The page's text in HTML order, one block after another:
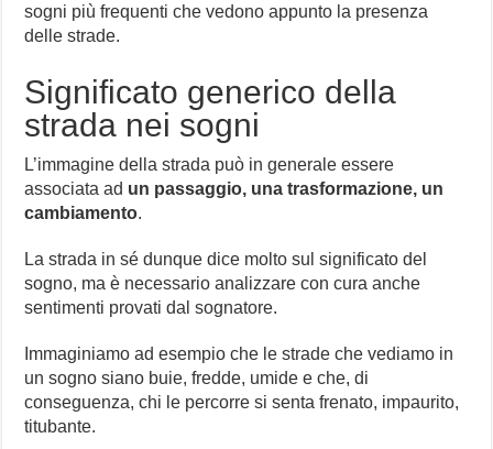
sogni più frequenti che vedono appunto la presenza
delle strade.
Significato generico della
strada nei sogni
L’immagine della strada può in generale essere
associata ad un passaggio, una trasformazione, un
cambiamento.
La strada in sé dunque dice molto sul significato del
sogno, ma è necessario analizzare con cura anche
sentimenti provati dal sognatore.
Immaginiamo ad esempio che le strade che vediamo in
un sogno siano buie, fredde, umide e che, di
conseguenza, chi le percorre si senta frenato, impaurito,
titubante.